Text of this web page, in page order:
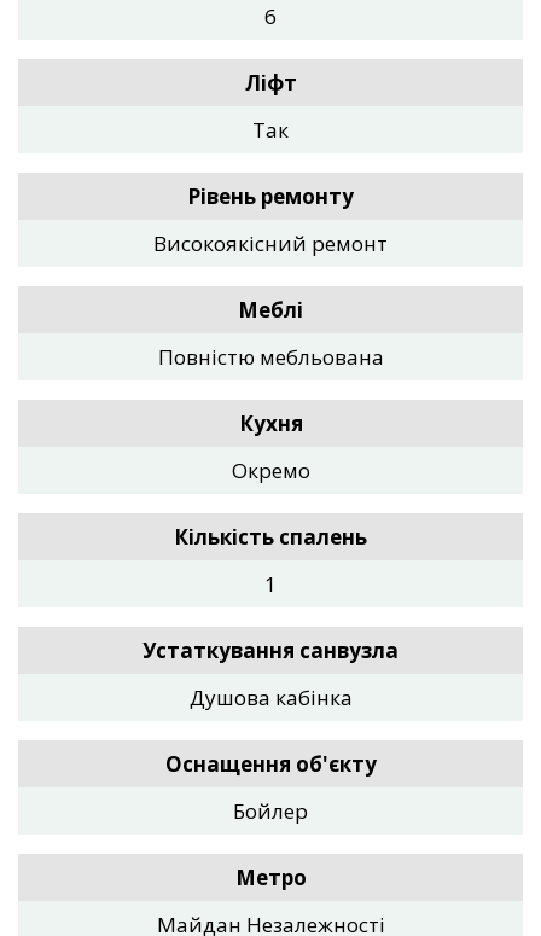
6
Ліфт
Так
Рівень ремонту
Високоякісний ремонт
Меблі
Повністю мебльована
Кухня
Окремо
Кількість спалень
1
Устаткування санвузла
Душова кабінка
Оснащення об'єкту
Бойлер
Метро
Майдан Незалежності